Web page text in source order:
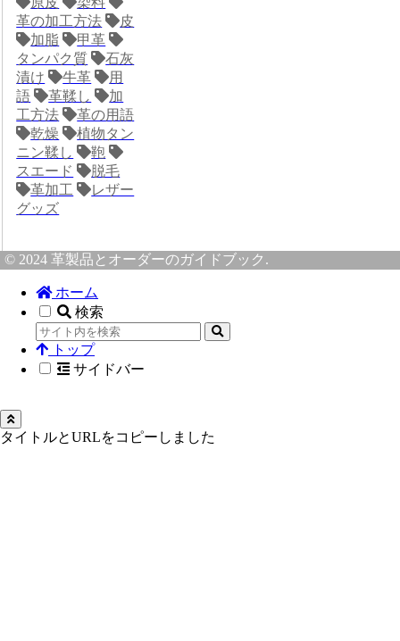
革の加工方法
皮
加脂
甲革
タンパク質
石灰
漬け
牛革
用
語
革鞣し
加
工方法
革の用語
乾燥
植物タン
ニン鞣し
鞄
スエード
脱毛
革加工
レザー
グッズ
© 2024 革製品とオーダーのガイドブック.
ホーム
検索
トップ
サイドバー
タイトルとURLをコピーしました